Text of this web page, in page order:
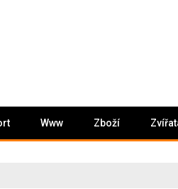
Www Zboží